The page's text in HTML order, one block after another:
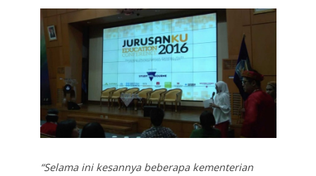
“Selama ini kesannya beberapa kementerian